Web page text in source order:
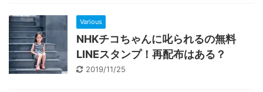
Various
NHKチコちゃんに叱られるの無料
LINEスタンプ！再配布はある？
2019/11/25